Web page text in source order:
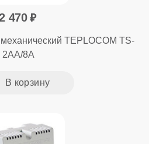
470
TEPLOCOM TS-
2AA/8A